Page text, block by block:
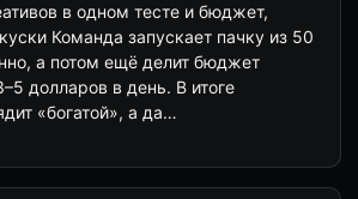
в одном тесте и бюджет,
Команда запускает пачку из 50
а потом ещё делит бюджет
долларов в день. В итоге
«богатой», а да…